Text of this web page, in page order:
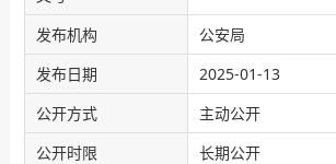
发布机构
公安局
发布日期
2025-01-13
公开方式
主动公开
公开时限
长期公开